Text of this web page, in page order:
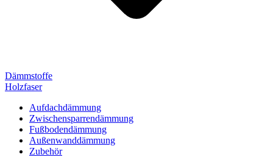
Dämmstoffe
Holzfaser
Aufdachdämmung
Zwischensparrendämmung
Fußbodendämmung
Außenwanddämmung
Zubehör